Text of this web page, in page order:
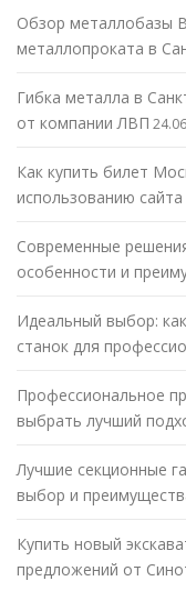
Обзор металлобазы
металлопроката в
Гибка металла в
от компании ЛВП
Как купить билет
использованию
Современные
особенности и
Идеальный выбор:
станок для
Профессиональное
выбрать лучший
Лучшие секционные
выбор и
Купить новый
предложений от